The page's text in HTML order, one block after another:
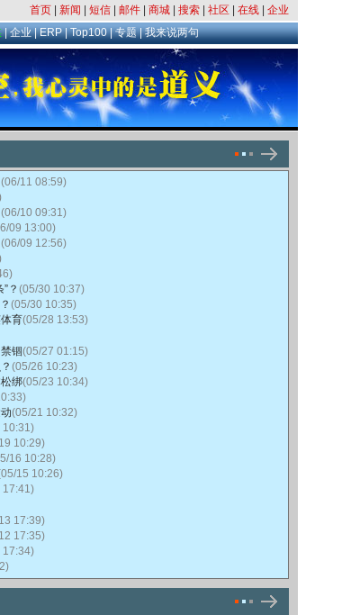
首页 新闻 短信 邮件 商城 搜索 社区 在线
企业
|企业|ERP|Top100|专题|我来说两句
(06/11 08:59)
(06/10 09:31)
09 13:00)
(06/09 12:56)
？ (05/30 10:37)
(05/30 10:35)
育(05/28 13:53)
锢(05/27 01:15)
(05/26 10:23)
绑(05/23 10:34)
(05/21 10:32)
10:31)
10:29)
16 10:28)
15 10:26)
17:41)
17:39)
17:35)
17:34)